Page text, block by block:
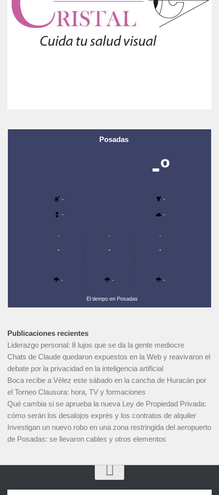
Posadas
-º
- -
- -
-
-
-
-
-
-
-
-
-
El tiempo en Posadas
Publicaciones recientes
Liderazgo personal: 8 lujos que se da la gente mediocre
Chats de Claude quedaron expuestos en la Web y reavivaron el
debate por la privacidad en la inteligencia artificial
Boca recibe a Vélez este sábado en la cancha de Huracán por
el Torneo Clausura: hora, TV y formaciones
Qué cambia si se aprueba la nueva Ley de Propiedad Privada:
cómo serán los desalojos exprés y los contratos de alquiler
Investigan un nuevo robo en una zona restringida del aeropuerto
de Posadas: se llevaron cables y otros elementos